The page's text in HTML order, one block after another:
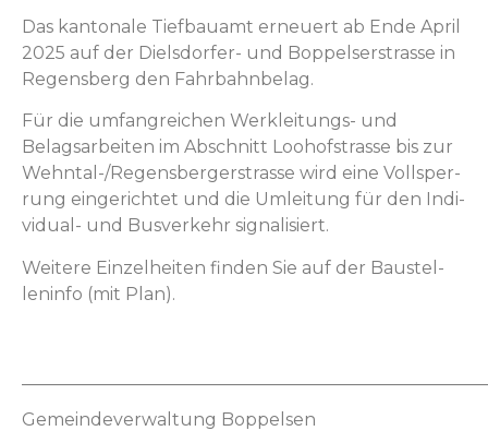
Das kan­tonale Tief­bauamt erneuert ab Ende April
2025 auf der Diels­dor­fer- und Bop­pelser­strasse in
Regens­berg den Fahrbahnbelag.
Für die umfan­gre­ichen Werkleitungs- und
Belagsar­beit­en im Abschnitt Loohof­s­trasse bis zur
Wehn­tal-/Re­gens­berg­er­strasse wird eine Vollsper­
rung ein­gerichtet und die Umleitung für den Indi­
vid­ual- und Busverkehr signalisiert.
Weit­ere Einzel­heit­en find­en Sie auf der Baustel­
len­in­fo (mit Plan).
Gemein­de­v­er­wal­tung Boppelsen